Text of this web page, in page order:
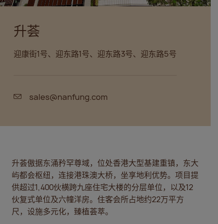
升荟
迎康街1号、迎东路1号、迎东路3号、迎东路5号
sales@nanfung.com
升荟傲据东涌矜罕尊域，位处香港大型基建重镇，东大
屿都会枢纽，连接港珠澳大桥，坐享地利优势。项目提
供超过1,400伙横跨九座住宅大楼的分层单位，以及12
伙复式单位及六幢洋房。住客会所占地约22万平方
尺，设施多元化，臻植荟萃。